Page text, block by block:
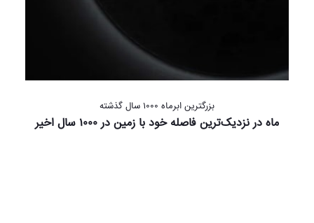
بزرگترین ابرماه ۱۰۰۰ سال گذشته
ماه در نزدیک‌ترین فاصله خود با زمین در ۱۰۰۰ سال اخیر